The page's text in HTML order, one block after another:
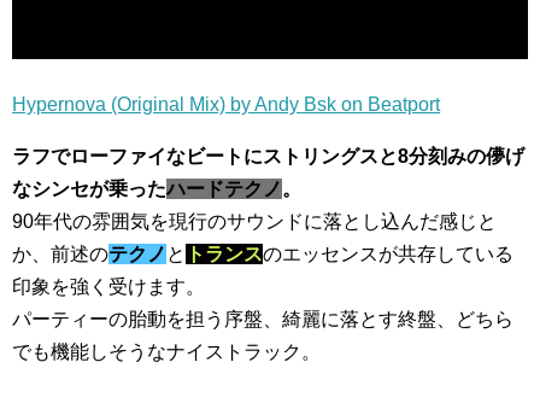
Hypernova (Original Mix) by Andy Bsk on Beatport
ラフでローファイなビートにストリングスと8分刻みの儚げ
なシンセが乗ったハードテクノ。
90年代の雰囲気を現行のサウンドに落とし込んだ感じと
か、前述のテクノ と トランスのエッセンスが共存している
印象を強く受けます。
パーティーの胎動を担う序盤、綺麗に落とす終盤、どちら
でも機能しそうなナイストラック。